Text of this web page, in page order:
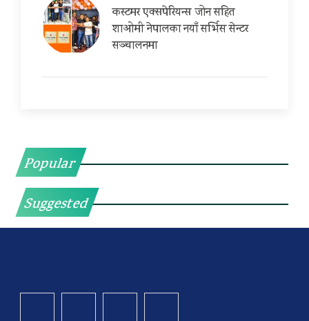
कस्टमर एक्सपेरियन्स जोन सहित
शाओमी नेपालका नयाँ सर्भिस सेन्टर
सञ्चालनमा
Popular
Suggested